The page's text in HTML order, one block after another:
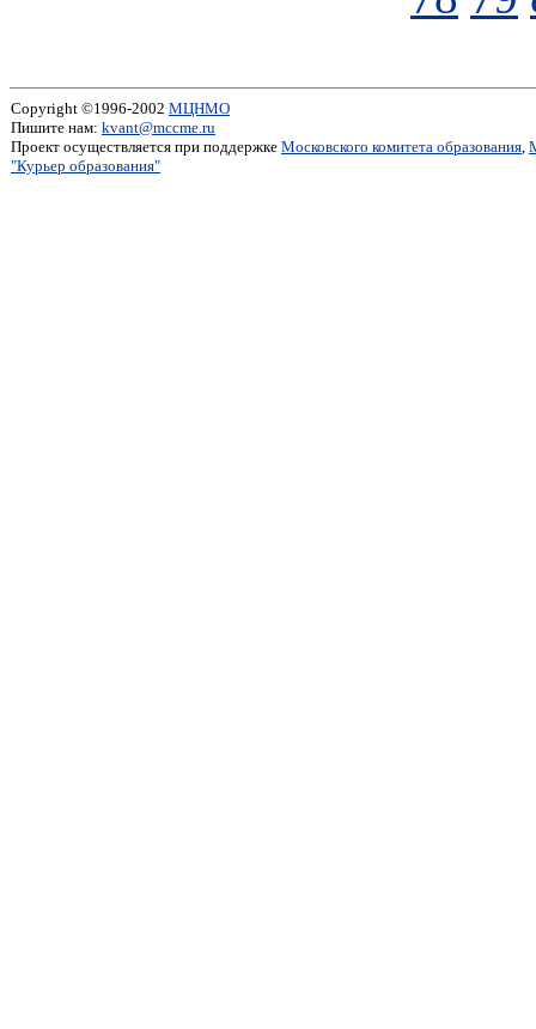
Copyright ©1996-2002 МЦНМО
Пишите нам: kvant@mccme.ru
Проект осуществляется при поддержке Московского комитета образования,
"Курьер образования"